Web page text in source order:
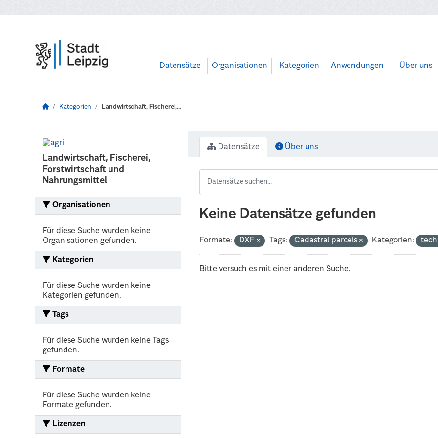
Datensätze Organisationen Kategorien Anwendungen Über uns
Kategorien Landwirtschaft, Fischerei,...
Landwirtschaft, Fischerei,
Forstwirtschaft und
Nahrungsmittel
Organisationen
Für diese Suche wurden keine
Organisationen gefunden.
Kategorien
Für diese Suche wurden keine
Kategorien gefunden.
Tags
Für diese Suche wurden keine Tags
gefunden.
Formate
Für diese Suche wurden keine
Formate gefunden.
Lizenzen
Datensätze Über uns
Keine Datensätze gefunden
Formate: DXF Tags: Cadastral parcels Kategorien:
Bitte versuch es mit einer anderen Suche.